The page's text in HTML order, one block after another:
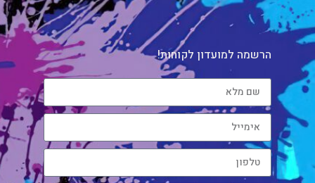
הרשמה למועדון לקוחות!